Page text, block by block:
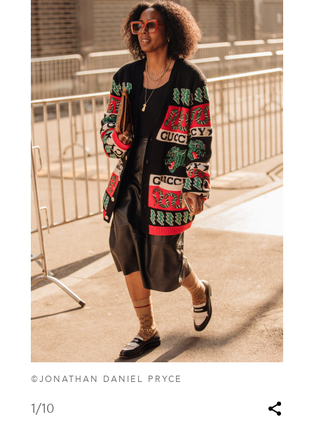
©JONATHAN DANIEL PRYCE
1/10